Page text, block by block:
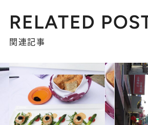
RELATED
関連記事